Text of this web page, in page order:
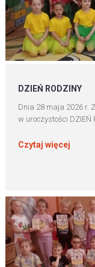
DZIEŃ RODZINY
Dnia 28 maja 2026 r.
w uroczystości DZIEŃ
Czytaj więcej